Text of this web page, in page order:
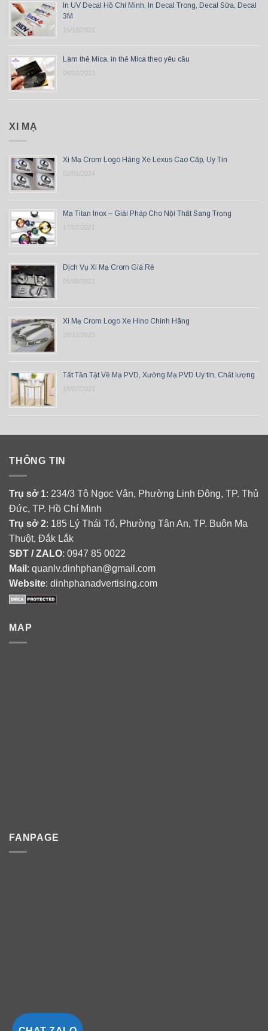
In UV Decal Hồ Chí Minh, In Decal Trong, Decal Sữa, Decal
3M
15/10/2021
Làm thẻ Mica, in thẻ Mica theo yêu cầu
04/03/2023
XI MẠ
Xi Mạ Crom Logo Hãng Xe Lexus Cao Cấp, Uy Tín
02/01/2024
Mạ Titan Inox – Giải Pháp Cho Nội Thất Sang Trọng
17/07/2021
Dịch Vụ Xi Mạ Crom Giá Rẻ
05/06/2021
Xi Mạ Crom Logo Xe Hino Chính Hãng
28/12/2023
Tất Tần Tật Về Mạ PVD, Xưởng Mạ PVD Uy tín, Chất lượng
18/07/2021
THÔNG TIN
Trụ sở 1: 234/3 Tô Ngọc Vân, Phường Linh Đông, TP. Thủ
Đức, TP. Hồ Chí Minh
Trụ sở 2: 185 Lý Thái Tổ, Phường Tân An, TP. Buôn Ma
Thuột, Đắk Lắk
SĐT / ZALO: 0947 85 0022
Mail : quanlv.dinhphan@gmail.com
Website: dinhphanadvertising.com
MAP
FANPAGE